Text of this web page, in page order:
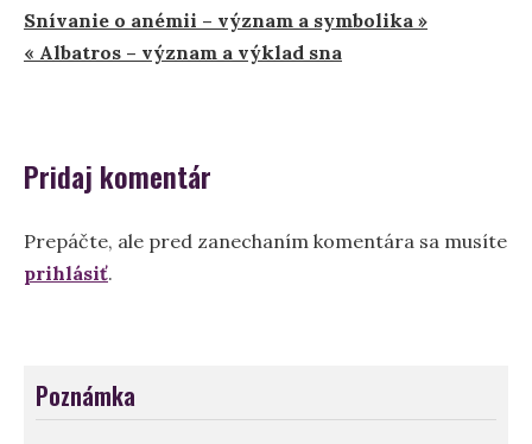
Navigácia
v
Snívanie o anémii – význam a symbolika »
« Albatros – význam a výklad sna
Pridaj komentár
Prepáčte, ale pred zanechaním komentára sa musíte
prihlásiť.
Poznámka